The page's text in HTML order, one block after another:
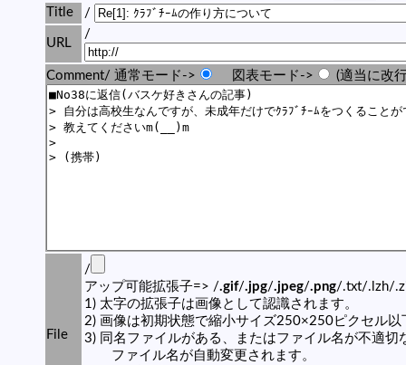
Title
/
URL
/
Comment/ 通常モード-> 図表モード-> (適当に改
File
/
アップ可能拡張子=> /.gif/.jpg/.jpeg/.png/.txt/.lzh/
1) 太字の拡張子は画像として認識されます。
2) 画像は初期状態で縮小サイズ250×250ピクセル以
3) 同名ファイルがある、またはファイル名が不適切
ファイル名が自動変更されます。